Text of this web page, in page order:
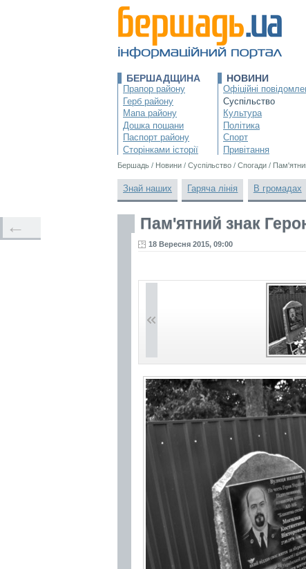
БЕРШАДЩИНА
Прапор району
Герб району
Мапа району
Дошка пошани
Паспорт району
Сторінками історії
НОВИНИ
Офіційні
Суспільство
Культура
Політика
Спорт
Привітання
Бершадь / Новини / Суспільство / Спогади /
Знай наших Гаряча лінія В громадах
Пам'ятний знак
18 Вересня 2015, 09:00
←